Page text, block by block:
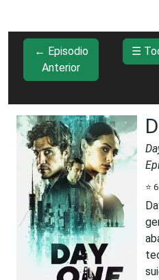
← Episodio
Anterior
☰
⭐